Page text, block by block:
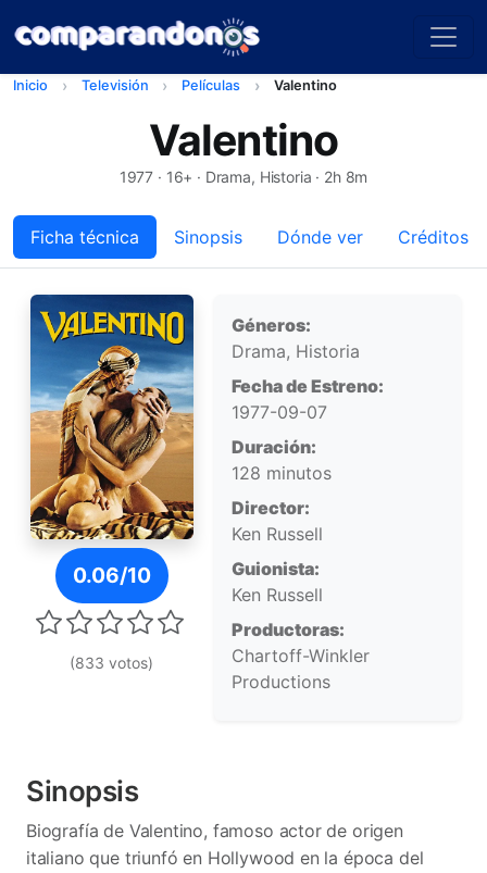
Inicio Televisión Películas Valentino
Valentino
1977 · 16+ · Drama, Historia · 2h 8m
Ficha técnica Sinopsis Dónde ver Créditos
Ficha técnica
Póster de Valentino
0.06/10
(833 votos)
Géneros:
Drama, Historia
Fecha de Estreno:
1977-09-07
Duración:
128 minutos
Director:
Ken Russell
Guionista:
Ken Russell
Productoras:
Chartoff-Winkler
Productions
Sinopsis
Biografía de Valentino, famoso actor de origen
italiano que triunfó en Hollywood en la época del